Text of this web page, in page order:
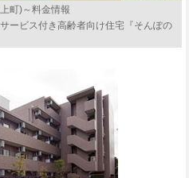
町)～料金情報
ービス付き高齢者向け住宅『そんぽの